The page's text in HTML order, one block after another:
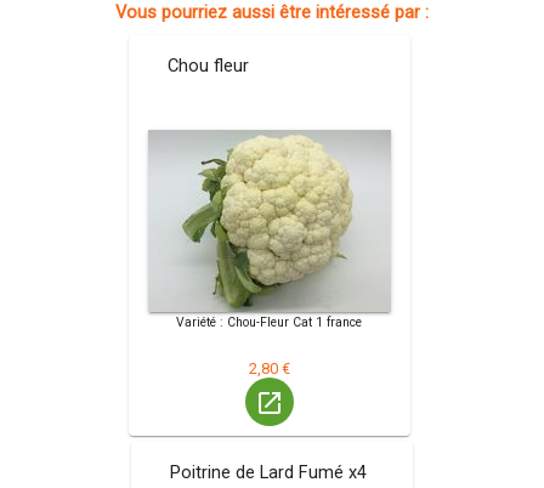
Vous pourriez aussi être intéressé par :
Chou fleur
Variété : Chou-Fleur Cat 1 france
2,80 €
launch
Poitrine de Lard Fumé x4